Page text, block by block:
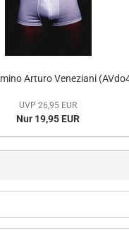
Arturo Veneziani
UVP 26,95 EUR
Nur 19,95 EUR